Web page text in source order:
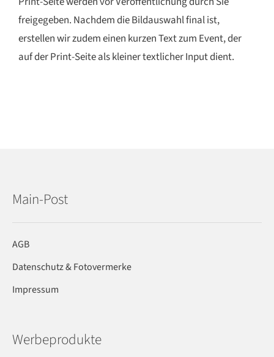
freigegeben. Nachdem die Bildauswahl final ist,
erstellen wir zudem einen kurzen Text zum Event, der
auf der Print-Seite als kleiner textlicher Input dient.
Main-Post
AGB
Datenschutz & Fotovermerke
Impressum
Werbeprodukte